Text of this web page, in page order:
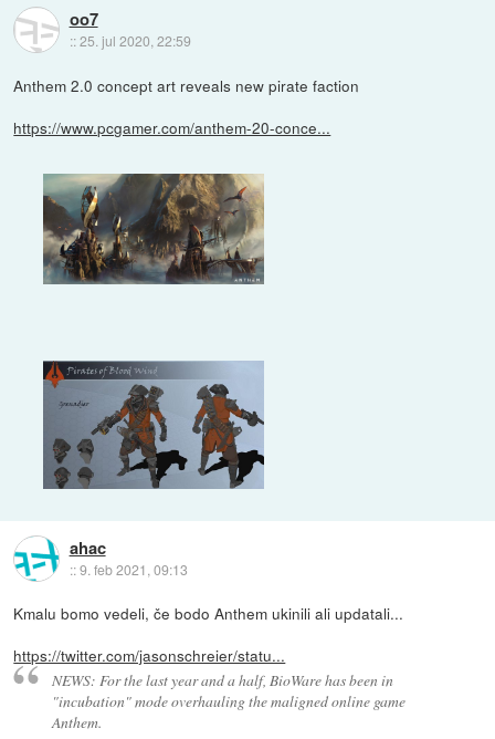
oo7
::25. jul 2020, 22:59
Anthem 2.0 concept art reveals new pirate faction
https://www.pcgamer.com/anthem-20-conce...
ahac
::9. feb 2021, 09:13
Kmalu bomo vedeli, če bodo Anthem ukinili ali updatali...
https://twitter.com/jasonschreier/statu...
NEWS: For the last year and a half, BioWare has been in
"incubation" mode overhauling the maligned online game
Anthem.